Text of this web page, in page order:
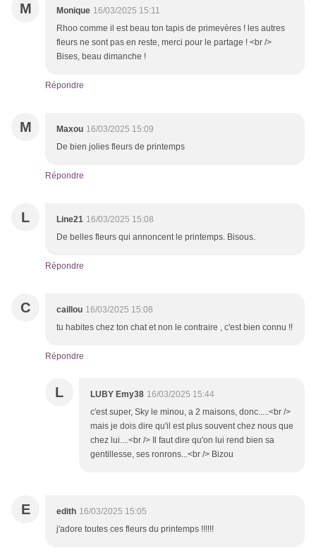
M Monique 16/03/2025 15:11
Rhoo comme il est beau ton tapis de primevères ! les autres
fleurs ne sont pas en reste, merci pour le partage ! <br />
Bises, beau dimanche !
Répondre
M Maxou 16/03/2025 15:09
De bien jolies fleurs de printemps
Répondre
L Line21 16/03/2025 15:08
De belles fleurs qui annoncent le printemps. Bisous.
Répondre
C caillou 16/03/2025 15:08
tu habites chez ton chat et non le contraire , c'est bien connu !!
Répondre
L LUBY Emy38 16/03/2025 15:44
c'est super, Sky le minou, a 2 maisons, donc.....<br />
mais je dois dire qu'il est plus souvent chez nous que
chez lui....<br /> Il faut dire qu'on lui rend bien sa
gentillesse, ses ronrons...<br /> Bizou
E edith 16/03/2025 15:05
j'adore toutes ces fleurs du printemps !!!!!!